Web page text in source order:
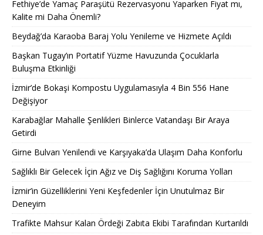
Fethiye’de Yamaç Paraşütü Rezervasyonu Yaparken Fiyat mı,
Kalite mi Daha Önemli?
Beydağ’da Karaoba Baraj Yolu Yenileme ve Hizmete Açıldı
Başkan Tugay’ın Portatif Yüzme Havuzunda Çocuklarla
Buluşma Etkinliği
İzmir’de Bokaşi Kompostu Uygulamasıyla 4 Bin 556 Hane
Değişiyor
Karabağlar Mahalle Şenlikleri Binlerce Vatandaşı Bir Araya
Getirdi
Girne Bulvarı Yenilendi ve Karşıyaka’da Ulaşım Daha Konforlu
Sağlıklı Bir Gelecek İçin Ağız ve Diş Sağlığını Koruma Yolları
İzmir’in Güzelliklerini Yeni Keşfedenler İçin Unutulmaz Bir
Deneyim
Trafikte Mahsur Kalan Ördeği Zabıta Ekibi Tarafından Kurtarıldı